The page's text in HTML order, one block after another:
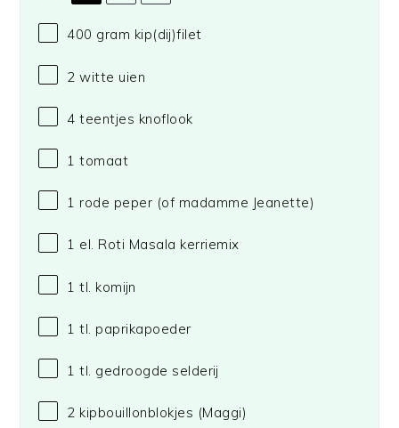
400 gram kip(dij)filet
2 witte uien
4 teentjes knoflook
1 tomaat
1 rode peper (of madamme Jeanette)
1 el. Roti Masala kerriemix
1 tl. komijn
1 tl. paprikapoeder
1 tl. gedroogde selderij
2 kipbouillonblokjes (Maggi)